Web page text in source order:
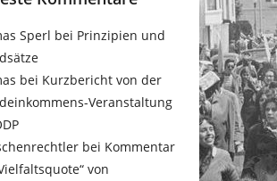
Sperl bei Prinzipien und
bei Kurzbericht von der
Veranstaltung
bei Kommentar
von